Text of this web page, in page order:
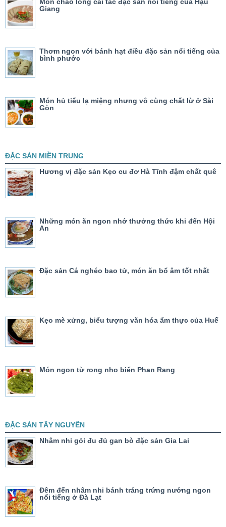
Món cháo lòng cái tắc đặc sản nổi tiếng của Hậu
Giang
Thơm ngon với bánh hạt điều đặc sản nổi tiếng của
bình phước
Món hủ tiếu lạ miệng nhưng vô cùng chất lừ ở Sài
Gòn
ĐẶC SẢN MIỀN TRUNG
Hương vị đặc sản Kẹo cu đơ Hà Tĩnh đậm chất quê
Những món ăn ngon nhớ thưởng thức khi đến Hội
An
Đặc sản Cá nghéo bao tử, món ăn bổ âm tốt nhất
Kẹo mè xửng, biểu tượng văn hóa ẩm thực của Huế
Món ngon từ rong nho biển Phan Rang
ĐẶC SẢN TÂY NGUYÊN
Nhâm nhi gỏi đu đủ gan bò đặc sản Gia Lai
Đêm đến nhâm nhi bánh tráng trứng nướng ngon
nổi tiếng ở Đà Lạt